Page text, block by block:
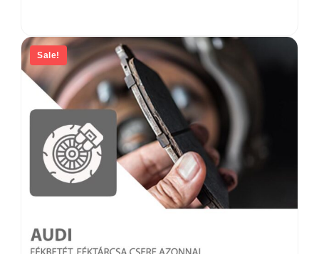
Sale!